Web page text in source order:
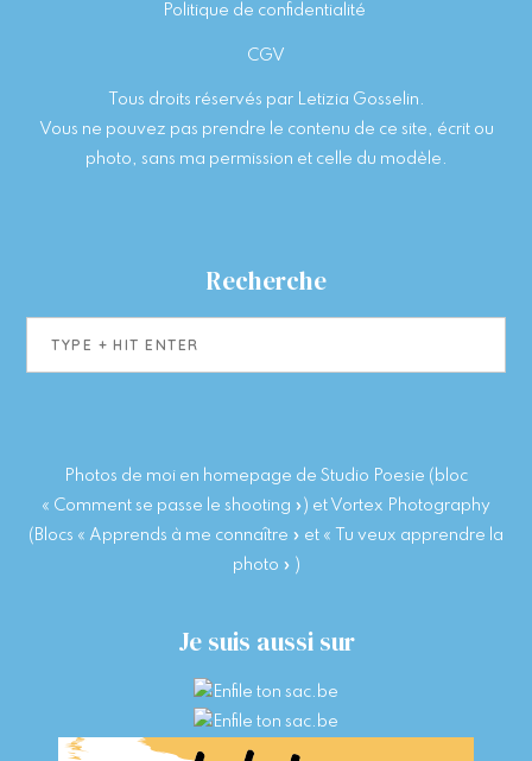
Politique de confidentialité
CGV
Tous droits réservés par Letizia Gosselin.
Vous ne pouvez pas prendre le contenu de ce site, écrit ou
photo, sans ma permission et celle du modèle.
Recherche
Photos de moi en homepage de Studio Poesie (bloc
« Comment se passe le shooting ») et Vortex Photography
(Blocs « Apprends à me connaître » et « Tu veux apprendre la
photo » )
Je suis aussi sur